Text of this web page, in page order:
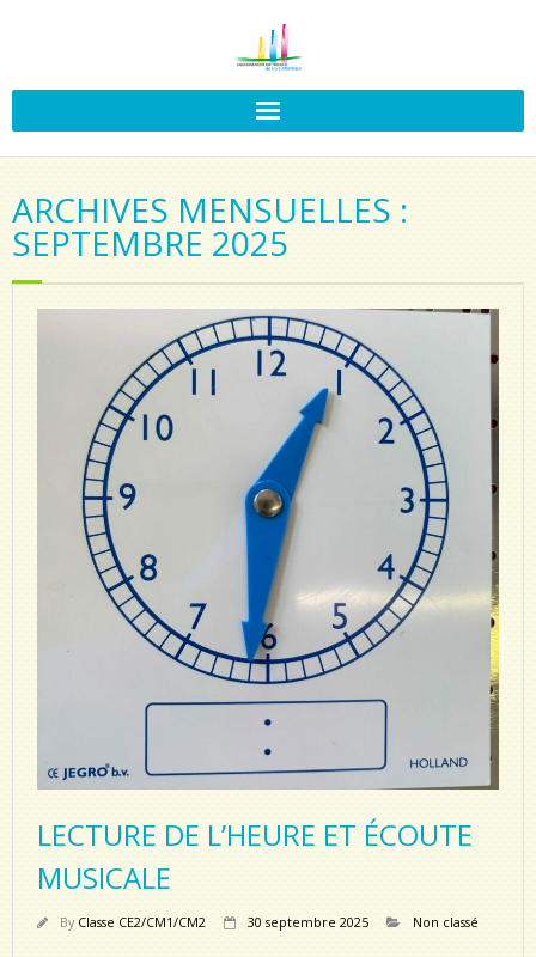
ARCHIVES MENSUELLES :
SEPTEMBRE 2025
LECTURE DE L’HEURE ET ÉCOUTE
MUSICALE
By Classe CE2/CM1/CM2 30 septembre 2025 Non classé